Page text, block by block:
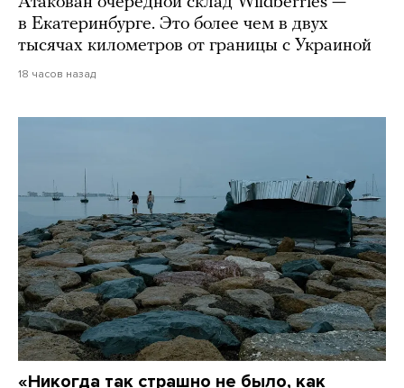
в Екатеринбурге. Это более чем в двух
тысячах километров от границы с Украиной
18 часов назад
«Никогда так страшно не было, как